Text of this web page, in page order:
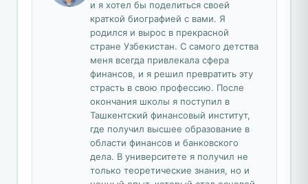
и я хотел бы поделиться своей
краткой биографией с вами. Я
родился и вырос в прекрасной
стране Узбекистан. С самого детства
меня всегда привлекала сфера
финансов, и я решил превратить эту
страсть в свою профессию. После
окончания школы я поступил в
Ташкентский финансовый институт,
где получил высшее образование в
области финансов и банковского
дела. В университете я получил не
только теоретические знания, но и